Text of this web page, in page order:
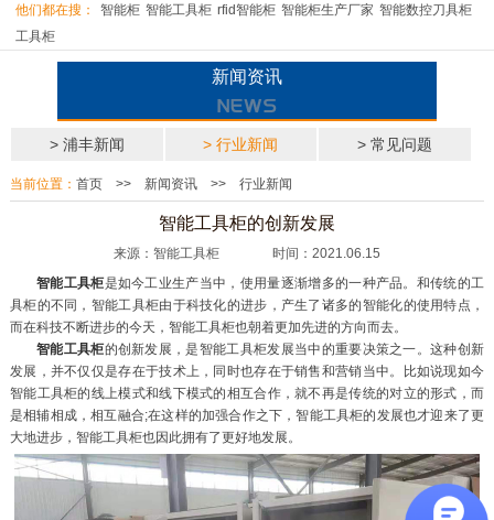
他们都在搜： 智能柜 智能工具柜 rfid智能柜 智能柜生产厂家 智能数控刀具柜
工具柜
新闻资讯
> 浦丰新闻 > 行业新闻 > 常见问题
当前位置： 首页>> 新闻资讯>> 行业新闻
智能工具柜的创新发展
来源：智能工具柜 时间：2021.06.15
智能工具柜是如今工业生产当中，使用量逐渐增多的一种产品。和传统的工
具柜的不同，智能工具柜由于科技化的进步，产生了诸多的智能化的使用特点，
而在科技不断进步的今天，智能工具柜也朝着更加先进的方向而去。
智能工具柜的创新发展，是智能工具柜发展当中的重要决策之一。这种创新
发展，并不仅仅是存在于技术上，同时也存在于销售和营销当中。比如说现如今
智能工具柜的线上模式和线下模式的相互合作，就不再是传统的对立的形式，而
是相辅相成，相互融合;在这样的加强合作之下，智能工具柜的发展也才迎来了更
大地进步，智能工具柜也因此拥有了更好地发展。